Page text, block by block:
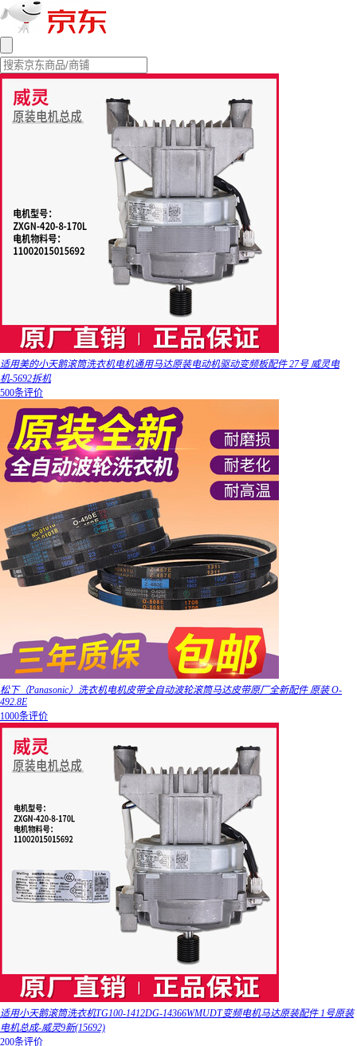
适用美的小天鹅滚筒洗衣机电机通用马达原装电动机驱动变频板配件 27号 威灵电
机-5692拆机
500条评价
松下（Panasonic）洗衣机电机皮带全自动波轮滚筒马达皮带原厂全新配件 原装 O-
492.8E
1000条评价
适用小天鹅滚筒洗衣机TG100-1412DG-14366WMUDT变频电机马达原装配件 1号原装
电机总成-威灵9新(15692)
200条评价